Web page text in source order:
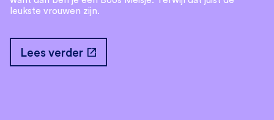
leukste vrouwen zijn.
Lees verder open_in_new